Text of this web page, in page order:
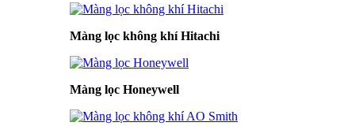
Màng lọc không khí Hitachi
Màng lọc Honeywell